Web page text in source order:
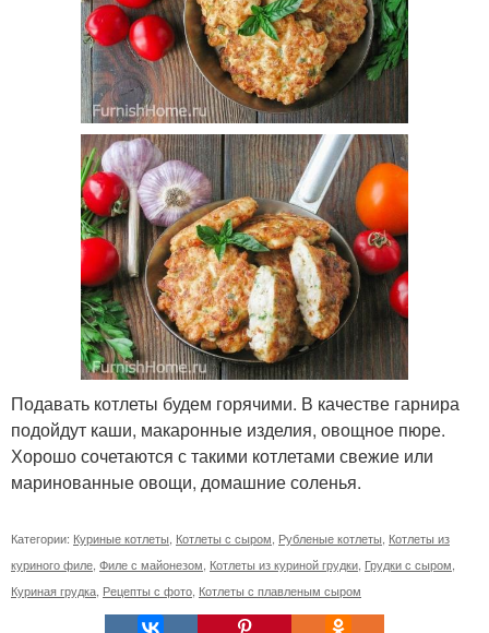
Подавать котлеты будем горячими. В качестве гарнира
подойдут каши, макаронные изделия, овощное пюре.
Хорошо сочетаются с такими котлетами свежие или
маринованные овощи, домашние соленья.
Категории: Куриные котлеты Котлеты с сыром Рубленые котлеты Котлеты из
куриного филе Филе с майонезом Котлеты из куриной грудки Грудки с сыром
Куриная грудка Рецепты с фото Котлеты с плавленым сыром